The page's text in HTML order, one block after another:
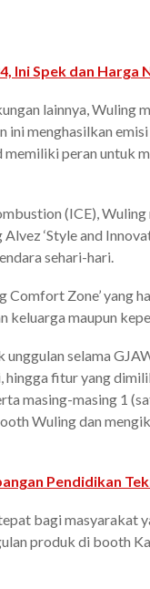
Ini Spek dan Harga
lainnya, Wuling
ini menghasilkan
peran untuk
(ICE),
‘Style and
sehari-hari.
Comfort Zone’ yang
keluarga maupun
selama
fitur yang
masing-masing 1
Wuling dan
Pendidikan
bagi masyarakat
produk di booth